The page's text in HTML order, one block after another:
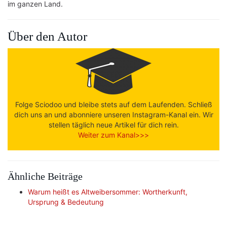
im ganzen Land.
Über den Autor
Folge Sciodoo und bleibe stets auf dem Laufenden. Schließ
dich uns an und abonniere unseren Instagram-Kanal ein. Wir
stellen täglich neue Artikel für dich rein.
Weiter zum Kanal>>>
Ähnliche Beiträge
Warum heißt es Altweibersommer: Wortherkunft,
Ursprung & Bedeutung